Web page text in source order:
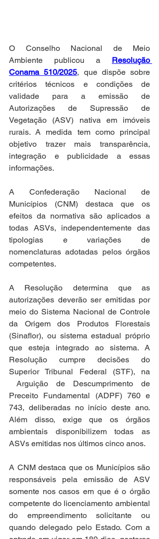
O Conselho Nacional de Meio
Ambiente publicou a Resolução
Conama 510/2025, que dispõe sobre
critérios técnicos e condições de
validade para a emissão de
Autorizações de Supressão de
Vegetação (ASV) nativa em imóveis
rurais. A medida tem como principal
objetivo trazer mais transparência,
integração e publicidade a essas
informações.
A Confederação Nacional de
Municípios (CNM) destaca que os
efeitos da normativa são aplicados a
todas ASVs, independentemente das
tipologias e variações de
nomenclaturas adotadas pelos órgãos
competentes.
A Resolução determina que as
autorizações deverão ser emitidas por
meio do Sistema Nacional de Controle
da Origem dos Produtos Florestais
(Sinaflor), ou sistema estadual próprio
que esteja integrado ao sistema. A
Resolução cumpre decisões do
Superior Tribunal Federal (STF), na
Arguição de Descumprimento de
Preceito Fundamental (ADPF) 760 e
743, deliberadas no início deste ano.
Além disso, exige que os órgãos
ambientais disponibilizem todas as
ASVs emitidas nos últimos cinco anos.
A CNM destaca que os Municípios são
responsáveis pela emissão de ASV
somente nos casos em que é o órgão
competente do licenciamento ambiental
do empreendimento solicitante ou
quando delegado pelo Estado. Com a